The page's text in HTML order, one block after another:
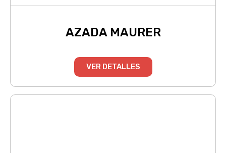
AZADA MAURER
VER DETALLES